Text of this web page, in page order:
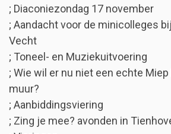
; Diaconiezondag 17 november
; Aandacht voor de minicolleges
Vecht
; Toneel- en Muziekuitvoering
; Wie wil er nu niet een echte Miep
muur?
; Aanbiddingsviering
; Zing je mee? avonden in